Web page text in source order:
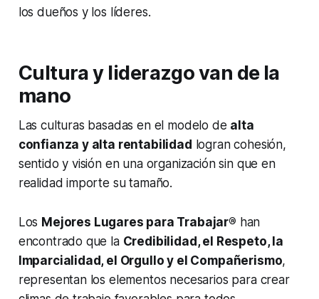
los dueños y los líderes.
Cultura y liderazgo van de la
mano
Las culturas basadas en el modelo de alta
confianza y alta rentabilidad logran cohesión,
sentido y visión en una organización sin que en
realidad importe su tamaño.
Los Mejores Lugares para Trabajar® han
encontrado que la Credibilidad, el Respeto, la
Imparcialidad, el Orgullo y el Compañerismo,
representan los elementos necesarios para crear